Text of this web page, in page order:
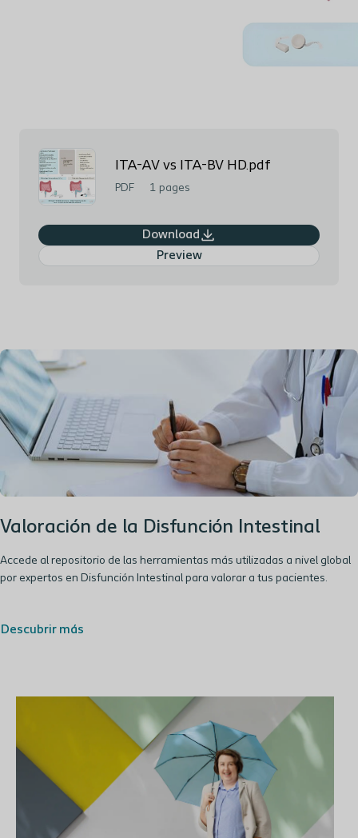
ITA-AV vs ITA-BV HD.pdf
PDF 1 pages
Download
Preview
Valoración de la Disfunción Intestinal
Accede al repositorio de las herramientas más utilizadas a nivel global
por expertos en Disfunción Intestinal para valorar a tus pacientes.
Descubrir más